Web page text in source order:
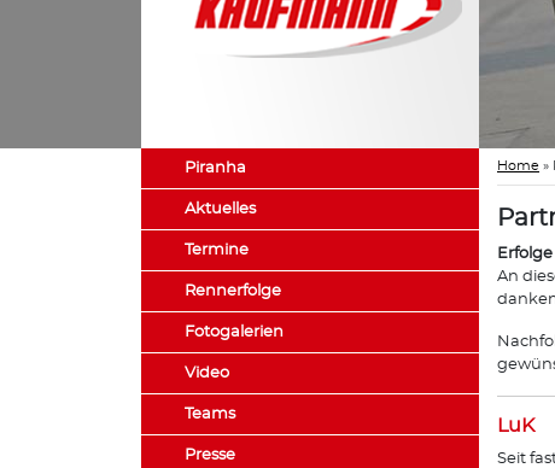
Piranha
Aktuelles
Termine
Rennerfolge
Fotogalerien
Video
Teams
Presse
Home »
An
LuK
Seit